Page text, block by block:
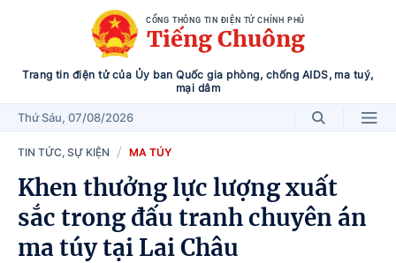
CỔNG THÔNG TIN ĐIỆN TỬ CHÍNH PHỦ
Tiếng Chuông
Trang tin điện tử của Ủy ban Quốc gia phòng, chống AIDS, ma tuý,
mại dâm
Thứ Sáu, 07/08/2026
TIN TỨC, SỰ KIỆN MA TÚY
Khen thưởng lực lượng xuất
sắc trong đấu tranh chuyên án
ma túy tại Lai Châu